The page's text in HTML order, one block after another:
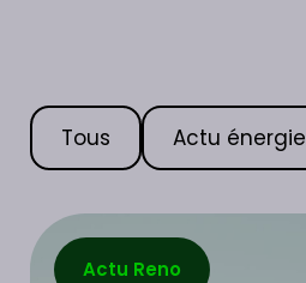
Tous Actu énergie
Actu Reno